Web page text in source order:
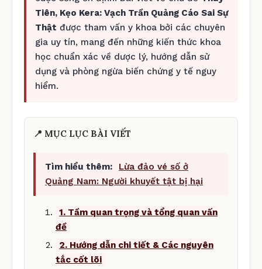
Tiên, Kẹo Kera: Vạch Trần Quảng Cáo Sai Sự
Thật được tham vấn y khoa bởi các chuyên
gia uy tín, mang đến những kiến thức khoa
học chuẩn xác về dược lý, hướng dẫn sử
dụng và phòng ngừa biến chứng y tế nguy
hiểm.
📍 MỤC LỤC BÀI VIẾT
Tìm hiểu thêm:
Lừa đảo vé số ở
Quảng Nam: Người khuyết tật bị hại
1. Tầm quan trọng và tổng quan vấn
đề
2. Hướng dẫn chi tiết & Các nguyên
tắc cốt lõi